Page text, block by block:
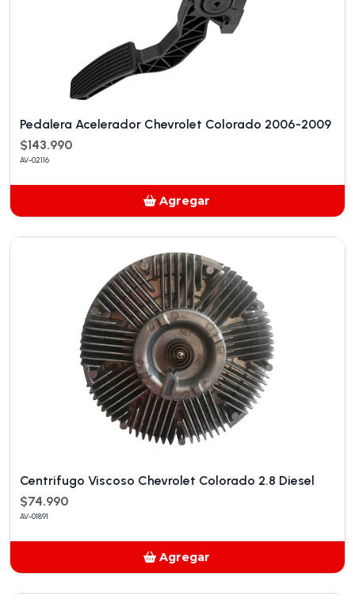
Pedalera Acelerador Chevrolet Colorado 2006-2009
$143.990
AV-02116
Agregar
Centrifugo Viscoso Chevrolet Colorado 2.8 Diesel
$74.990
AV-01891
Agregar